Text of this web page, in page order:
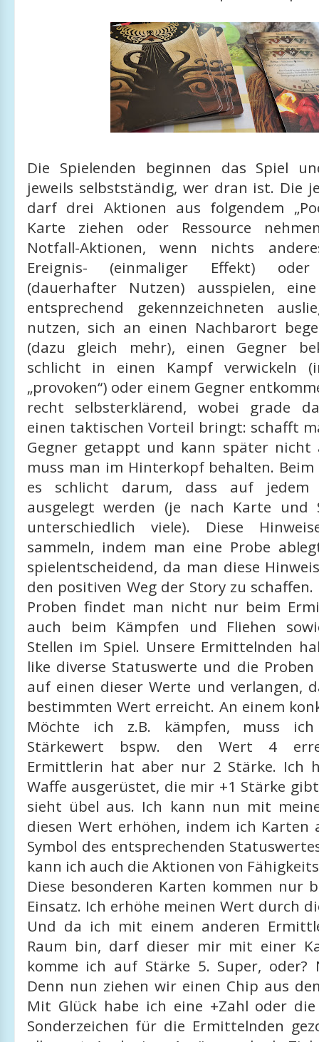
Die Spielenden beginnen das Spiel
jeweils selbstständig, wer dran ist. Die
darf drei Aktionen aus folgendem
Karte ziehen oder Ressource
Notfall-Aktionen, wenn nichts
Ereignis- (einmaliger Effekt) oder
(dauerhafter Nutzen) ausspielen,
entsprechend gekennzeichneten
nutzen, sich an einen Nachbarort
(dazu gleich mehr), einen Gegner
schlicht in einen Kampf verwickeln
„provoken“) oder einem Gegner
recht selbsterklärend, wobei grade
einen taktischen Vorteil bringt: schafft
Gegner getappt und kann später nicht
muss man im Hinterkopf behalten.
es schlicht darum, dass auf jedem
ausgelegt werden (je nach Karte und
unterschiedlich viele). Diese
sammeln, indem man eine Probe
spielentscheidend, da man diese
den positiven Weg der Story zu
Proben findet man nicht nur beim
auch beim Kämpfen und Fliehen
Stellen im Spiel. Unsere Ermittelnden
like diverse Statuswerte und die
auf einen dieser Werte und verlangen,
bestimmten Wert erreicht. An einem
Möchte ich z.B. kämpfen, muss
Stärkewert bspw. den Wert 4
Ermittlerin hat aber nur 2 Stärke. Ich
Waffe ausgerüstet, die mir +1 Stärke
sieht übel aus. Ich kann nun mit
diesen Wert erhöhen, indem ich Karten
Symbol des entsprechenden
kann ich auch die Aktionen von
Diese besonderen Karten kommen nur
Einsatz. Ich erhöhe meinen Wert durch
Und da ich mit einem anderen
Raum bin, darf dieser mir mit einer
komme ich auf Stärke 5. Super, oder?
Denn nun ziehen wir einen Chip aus
Mit Glück habe ich eine +Zahl oder
Sonderzeichen für die Ermittelnden